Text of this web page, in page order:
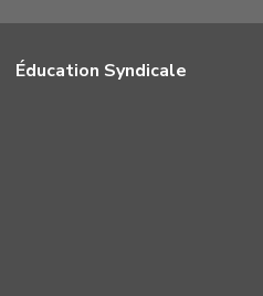
Éducation Syndicale